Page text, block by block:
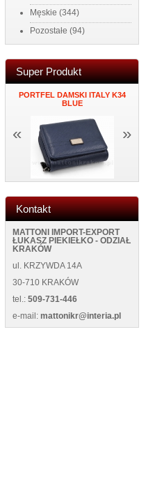
Męskie (344)
Pozostałe (94)
Super Produkt
PORTFEL DAMSKI ITALY K34
BLUE
« »
Kontakt
MATTONI IMPORT-EXPORT
ŁUKASZ PIEKIEŁKO - ODZIAŁ
KRAKÓW
ul. KRZYWDA 14A
30-710 KRAKÓW
tel.: 509-731-446
e-mail: mattonikr@interia.pl